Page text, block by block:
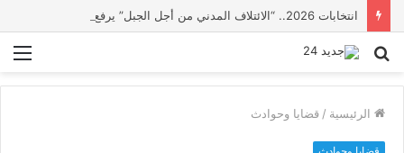
بحث
الرئيسية / قضايا وحوادث